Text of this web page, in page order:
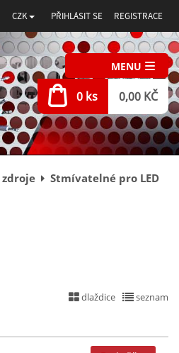
CZK PŘIHLÁSIT SE REGISTRACE
MENU
0 ks 0,00 KČ
zdroje Stmívatelné pro LED
dlaždice seznam